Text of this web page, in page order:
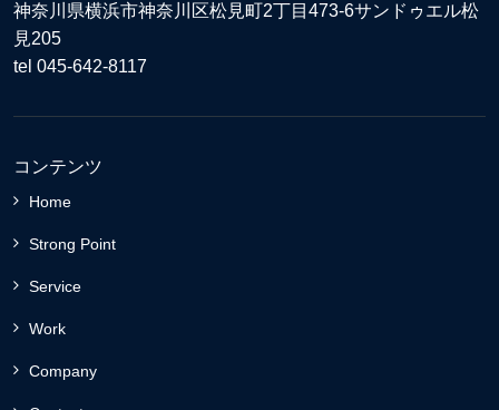
神奈川県横浜市神奈川区松見町2丁目473-6サンドゥエル松
見205
tel 045-642-8117
コンテンツ
Home
Strong Point
Service
Work
Company